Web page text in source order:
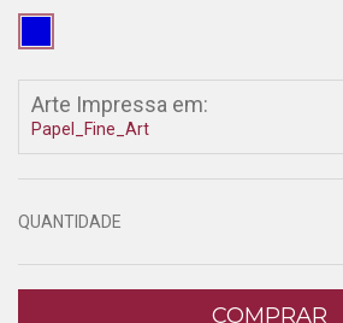
Arte Impressa em:
Papel_Fine_Art
QUANTIDADE